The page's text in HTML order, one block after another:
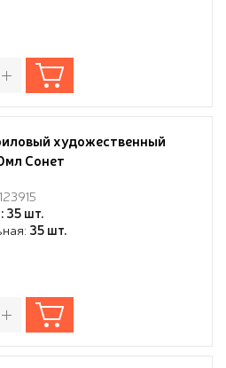
художественный
Сонет
35 шт.
35 шт.